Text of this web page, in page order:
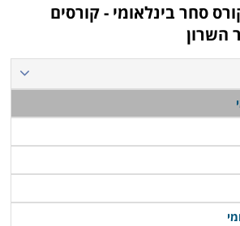
סחר בינלאומי - קורסים
השרון